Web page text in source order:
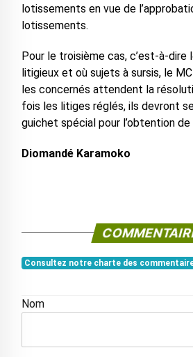
lotissements en vue de
lotissements.
Pour le troisième cas, c’est-à-
litigieux et où sujets à sursis, le
les concernés attendent la
fois les litiges réglés, ils devront
guichet spécial pour l’obtention de
Diomandé Karamoko
Consultez notre charte des
Nom